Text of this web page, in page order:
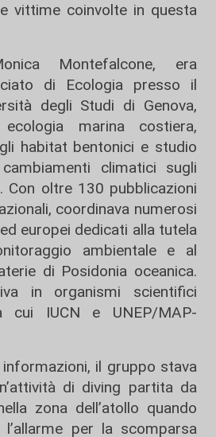
vittime coinvolte in questa
Montefalcone, era
di Ecologia presso il
degli Studi di Genova,
marina costiera,
habitat bentonici e studio
climatici sugli
Con oltre 130 pubblicazioni
coordinava numerosi
europei dedicati alla tutela
ambientale e al
di Posidonia oceanica.
in organismi scientifici
cui IUCN e UNEP/MAP-
il gruppo stava
di diving partita da
zona dell’atollo quando
per la scomparsa